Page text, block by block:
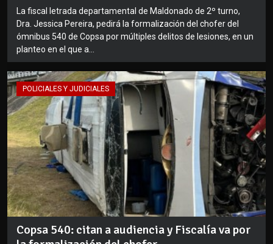
La fiscal letrada departamental de Maldonado de 2º turno,
Dra. Jessica Pereira, pedirá la formalización del chofer del
ómnibus 540 de Copsa por múltiples delitos de lesiones, en un
planteo en el que a...
POLICIALES Y JUDICIALES
Copsa 540: citan a audiencia y Fiscalía va por